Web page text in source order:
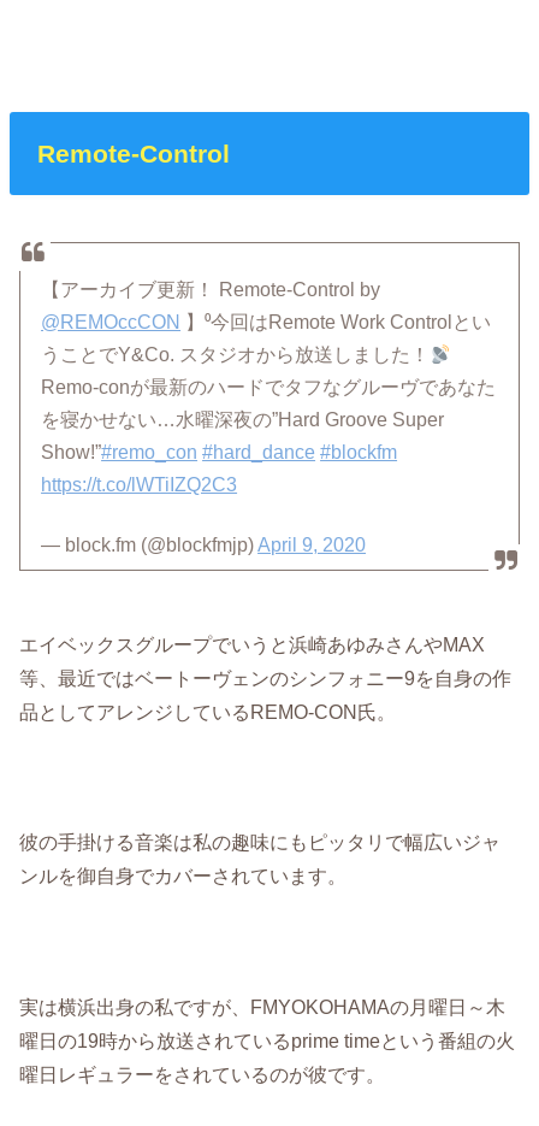
Remote-Control
【アーカイブ更新！ Remote-Control by
@REMOccCON 】⁰今回はRemote Work Controlとい
うことでY&Co. スタジオから放送しました！
Remo-conが最新のハードでタフなグルーヴであなた
を寝かせない…水曜深夜の”Hard Groove Super
Show!”#remo_con #hard_dance #blockfm
https://t.co/lWTiIZQ2C3
— block.fm (@blockfmjp)April 9, 2020
エイベックスグループでいうと浜崎あゆみさんやMAX
等、最近ではベートーヴェンのシンフォニー9を自身の作
品としてアレンジしているREMO-CON氏。
彼の手掛ける音楽は私の趣味にもピッタリで幅広いジャ
ンルを御自身でカバーされています。
実は横浜出身の私ですが、FMYOKOHAMAの月曜日～木
曜日の19時から放送されているprime timeという番組の火
曜日レギュラーをされているのが彼です。